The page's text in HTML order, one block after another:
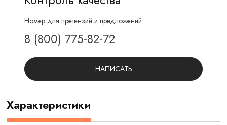
Номер для претензий и предложений:
8 (800) 775-82-72
НАПИСАТЬ
Характеристики